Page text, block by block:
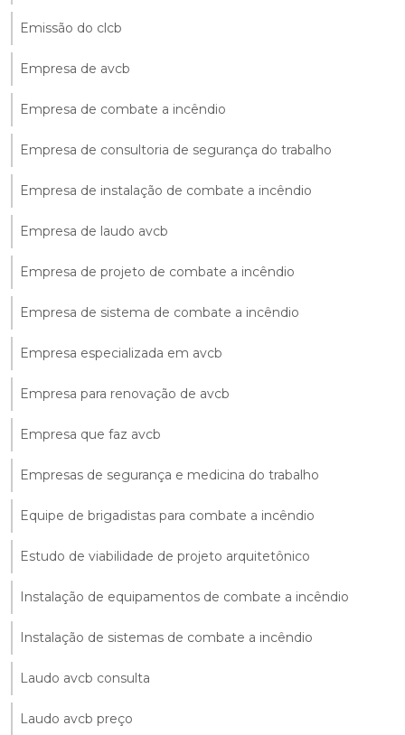
Emissão do clcb
Empresa de avcb
Empresa de combate a incêndio
Empresa de consultoria de segurança do trabalho
Empresa de instalação de combate a incêndio
Empresa de laudo avcb
Empresa de projeto de combate a incêndio
Empresa de sistema de combate a incêndio
Empresa especializada em avcb
Empresa para renovação de avcb
Empresa que faz avcb
Empresas de segurança e medicina do trabalho
Equipe de brigadistas para combate a incêndio
Estudo de viabilidade de projeto arquitetônico
Instalação de equipamentos de combate a incêndio
Instalação de sistemas de combate a incêndio
Laudo avcb consulta
Laudo avcb preço